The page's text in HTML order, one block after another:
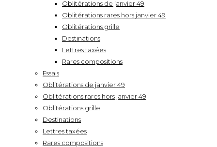
Oblitérations de janvier 49
Oblitérations rares hors janvier 49
Oblitérations grille
Destinations
Lettres taxées
Rares compositions
Essais
Oblitérations de janvier 49
Oblitérations rares hors janvier 49
Oblitérations grille
Destinations
Lettres taxées
Rares compositions